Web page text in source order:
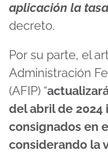
aplicación la tasa
decreto.
Por su parte, el
Administración
(AFIP) “
del abril de
consignados en
considerando la